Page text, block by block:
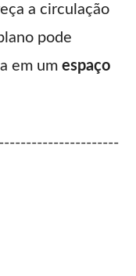
a circulação
pode
em um espaço